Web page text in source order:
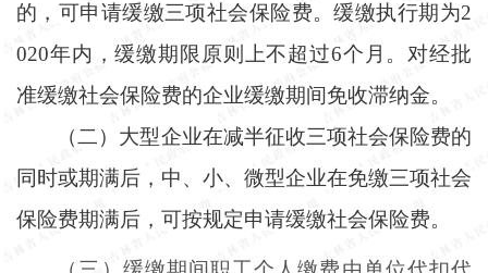
的，可申请缓缴三项社会保险费。缓缴执行期为2
020年内，缓缴期限原则上不超过6个月。对经批
准缓缴社会保险费的企业缓缴期间免收滞纳金。
（二）大型企业在减半征收三项社会保险费的
同时或期满后，中、小、微型企业在免缴三项社会
保险费期满后，可按规定申请缓缴社会保险费。